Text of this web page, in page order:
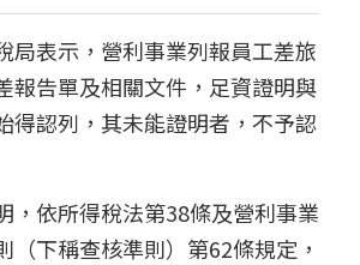
條
稅
見.齊柏林基金會
友協會
詢
局表示，營利事業列報員工差旅
報告單及相關文件，足資證明與
得認列，其未能證明者，不予認
，依所得稅法第38條及營利事業
（下稱查核準則）第62條規定，